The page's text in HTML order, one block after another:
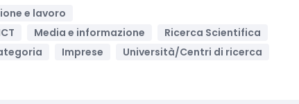
e lavoro
Media e informazione
Ricerca Scientifica
Imprese
Università/Centri di ricerca